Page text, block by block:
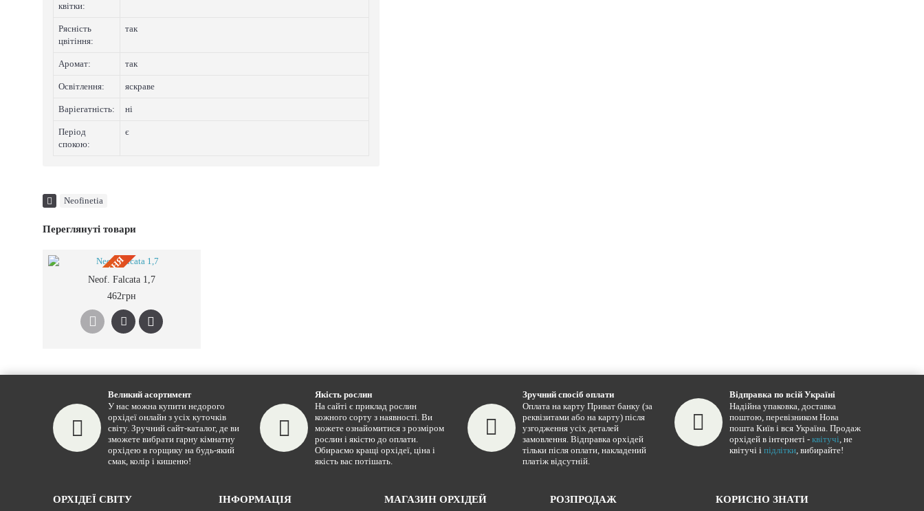
квітки:
Рясність
цвітіння:
так
Аромат: так
Освітлення: яскраве
Варіегатнicть: нi
Період
спокою:
є
Neofinetia
Переглянуті товари
ПIД ЗАМОВЛЕННЯ
Neof. Falcata 1,7
462грн
Великий асортимент
У нас можна купити недорого
орхідеї онлайн з усіх куточків
світу. Зручний сайт-каталог, де ви
зможете вибрати гарну кімнатну
орхідею в горщику на будь-який
смак, колір і кишеню!
Якість рослин
На сайті є приклад рослин
кожного сорту з наявності. Ви
можете ознайомитися з розміром
рослин і якістю до оплати.
Обираємо кращі орхідеї, ціна і
якість вас потішать.
Зручний спосіб оплати
Оплата на карту Приват банку (за
реквізитами або на карту) після
узгодження усіх деталей
замовлення. Відправка орхідей
тільки після оплати, накладений
платіж відсутній.
Відправка по всій Україні
Надійна упаковка, доставка
поштою, перевізником Нова
пошта Київ і вся Україна. Продаж
орхідей в інтернеті - квітучі, не
квітучі і підлітки, вибирайте!
ОРХІДЕЇ СВІТУ ІНФОРМАЦІЯ МАГАЗИН ОРХІДЕЙ РОЗПРОДАЖ КОРИСНО ЗНАТИ